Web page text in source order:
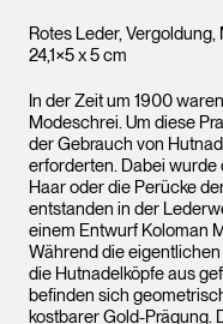
Rotes Leder, Vergoldung,
24,1×5 x 5 cm
In der Zeit um 1900
Modeschrei. Um diese
der Gebrauch von
erforderten. Dabei wurde
Haar oder die Perücke
entstanden in der
einem Entwurf Koloman
Während die
die Hutnadelköpfe aus
befinden sich
kostbarer Gold-Prägung.